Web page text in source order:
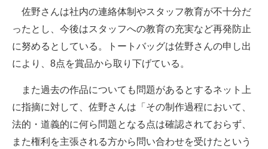
佐野さんは社内の連絡体制やスタッフ教育が不十分だ
ったとし、今後はスタッフへの教育の充実など再発防止
に努めるとしている。トートバッグは佐野さんの申し出
により、8点を賞品から取り下げている。
また過去の作品についても問題があるとするネット上
に指摘に対して、佐野さんは「その制作過程において、
法的・道義的に何ら問題となる点は確認されておらず、
また権利を主張される方から問い合わせを受けたという